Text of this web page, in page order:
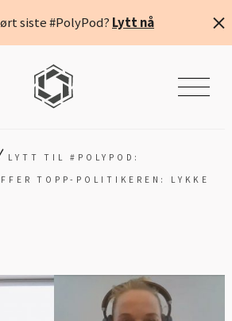
siste #PolyPod? Lytt nå
LYTT TIL #POLYPOD:
TOPP-POLITIKEREN: LYKKE